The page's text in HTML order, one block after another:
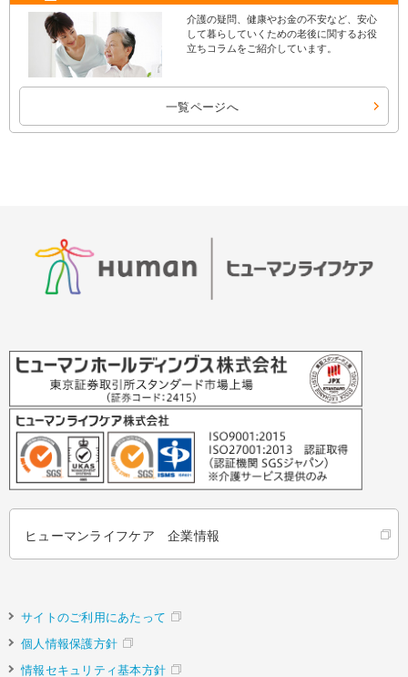
介護の疑問、健康やお金の不安など、安心
して暮らしていくための老後に関するお役
立ちコラムをご紹介しています。
一覧ページへ
ヒューマンライフケア 企業情報
サイトのご利用にあたって
個人情報保護方針
情報セキュリティ基本方針